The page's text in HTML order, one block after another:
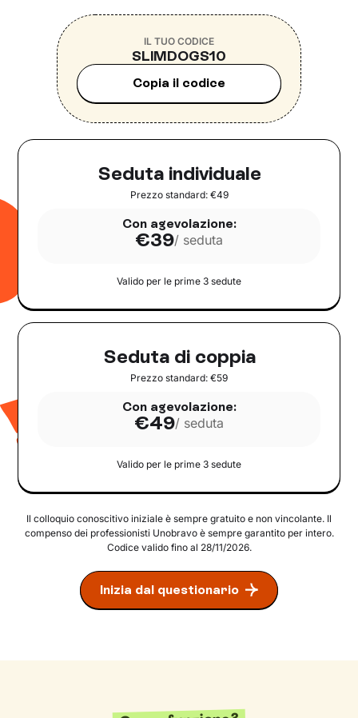
IL TUO CODICE
SLIMDOGS10
Copia il codice
Seduta individuale
Prezzo standard: €49
Con agevolazione:
€39/ seduta
Valido per le prime 3 sedute
Seduta di coppia
Prezzo standard: €59
Con agevolazione:
€49/ seduta
Valido per le prime 3 sedute
Il colloquio conoscitivo iniziale è sempre gratuito e non vincolante. Il
compenso dei professionisti Unobravo è sempre garantito per intero.
Codice valido fino al 28/11/2026.
Inizia dal questionario